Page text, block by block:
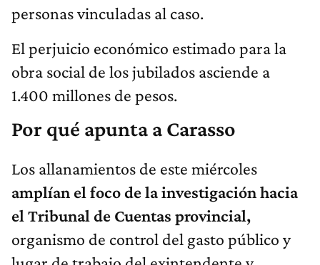
personas vinculadas al caso.
El perjuicio económico estimado para la
obra social de los jubilados asciende a
1.400 millones de pesos.
Por qué apunta a Carasso
Los allanamientos de este miércoles
amplían el foco de la investigación hacia
el Tribunal de Cuentas provincial,
organismo de control del gasto público y